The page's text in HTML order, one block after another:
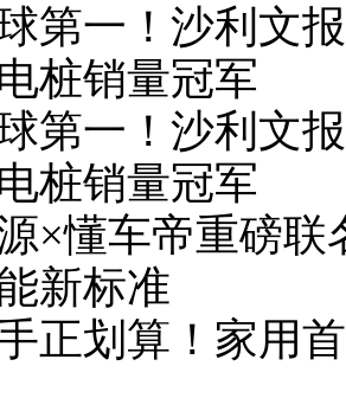
第一！沙利文
桩销量冠军
第一！沙利文
桩销量冠军
×懂车帝重磅
新标准
正划算！家用